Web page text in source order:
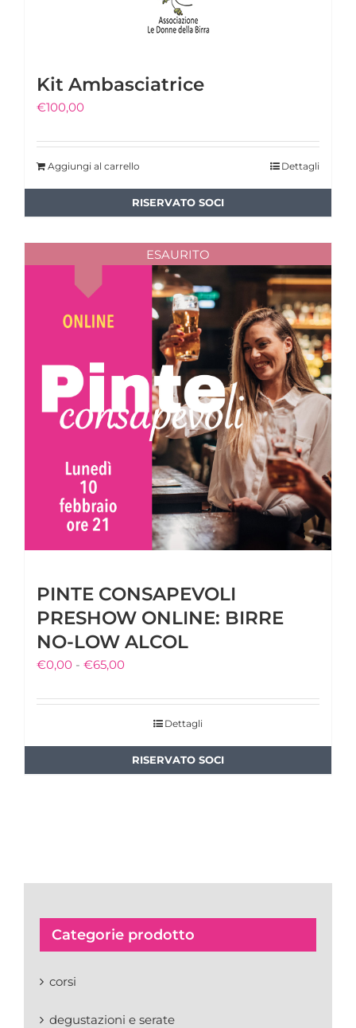
Kit Ambasciatrice
€100,00
Aggiungi al carrello Dettagli
ESAURITO
PINTE CONSAPEVOLI
PRESHOW ONLINE: BIRRE
NO-LOW ALCOL
€0,00 - €65,00Fascia
prezzo:
€0,00
a
Dettagli
Categorie prodotto
corsi
degustazioni e serate